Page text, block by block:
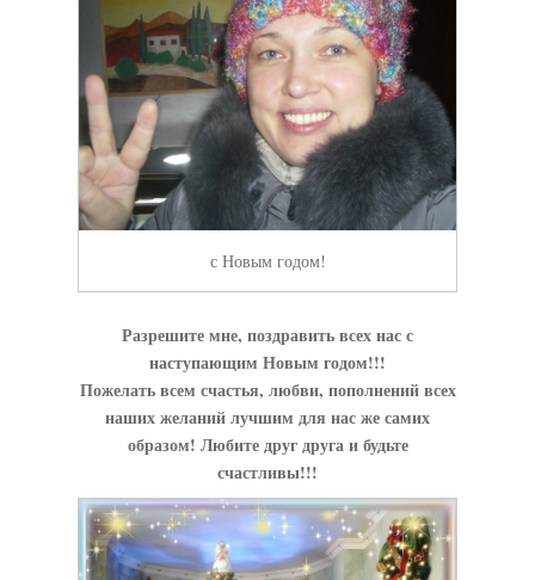
с Новым годом!
Разрешите мне, поздравить всех нас с
наступающим Новым годом!!!
Пожелать всем счастья, любви, пополнений всех
наших желаний лучшим для нас же самих
образом! Любите друг друга и будьте
счастливы!!!